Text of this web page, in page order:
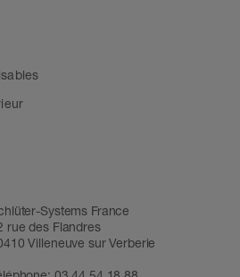
Systems France
rue des Flandres
Villeneuve sur Verberie